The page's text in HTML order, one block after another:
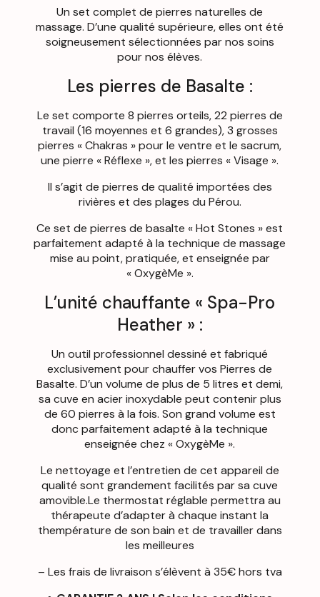
Un set complet de pierres naturelles de
massage. D’une qualité supérieure, elles ont été
soigneusement sélectionnées par nos soins
pour nos élèves.
Les pierres de Basalte :
Le set comporte 8 pierres orteils, 22 pierres de
travail (16 moyennes et 6 grandes), 3 grosses
pierres « Chakras » pour le ventre et le sacrum,
une pierre « Réflexe », et les pierres « Visage ».
Il s’agit de pierres de qualité importées des
rivières et des plages du Pérou.
Ce set de pierres de basalte « Hot Stones » est
parfaitement adapté à la technique de massage
mise au point, pratiquée, et enseignée par
« OxygèMe ».
L’unité chauffante « Spa-Pro
Heather » :
Un outil professionnel dessiné et fabriqué
exclusivement pour chauffer vos Pierres de
Basalte. D’un volume de plus de 5 litres et demi,
sa cuve en acier inoxydable peut contenir plus
de 60 pierres à la fois. Son grand volume est
donc parfaitement adapté à la technique
enseignée chez « OxygèMe ».
Le nettoyage et l’entretien de cet appareil de
qualité sont grandement facilités par sa cuve
amovible.Le thermostat réglable permettra au
thérapeute d’adapter à chaque instant la
thempérature de son bain et de travailler dans
les meilleures
– Les frais de livraison s’élèvent à 35€ hors tva